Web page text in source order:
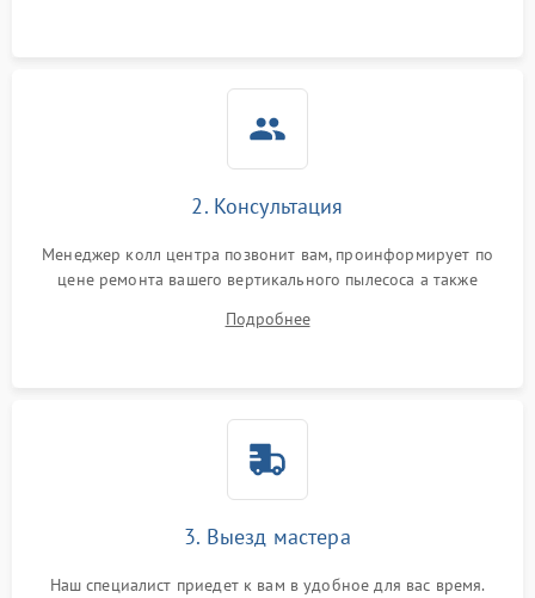
2. Консультация
Менеджер колл центра позвонит вам, проинформирует по
цене ремонта вашего вертикального пылесоса а также
Подробнее
3. Выезд мастера
Наш специалист приедет к вам в удобное для вас время.